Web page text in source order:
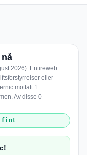
nå
2026). Entireweb
eller
mottatt 1
Av disse 0
fint